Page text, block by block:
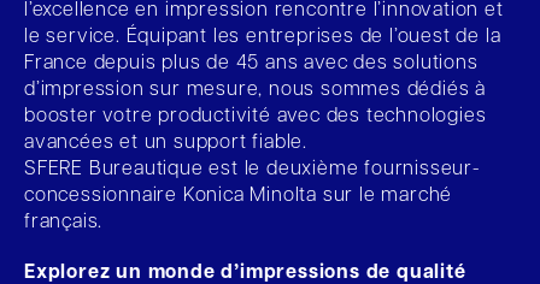
l’excellence en impression rencontre l’innovation et
le service. Équipant les entreprises de l’ouest de la
France depuis plus de 45 ans avec des solutions
d’impression sur mesure, nous sommes dédiés à
booster votre productivité avec des technologies
avancées et un support fiable.
SFERE Bureautique est le deuxième fournisseur-
concessionnaire Konica Minolta sur le marché
français.
Explorez un monde d’impressions de qualité